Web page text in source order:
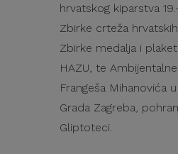
hrvatskog kiparstva
Zbirke crteža
Zbirke medalja i
HAZU, te
Frangeša Mihanovića
Grada Zagreba,
Gliptoteci.